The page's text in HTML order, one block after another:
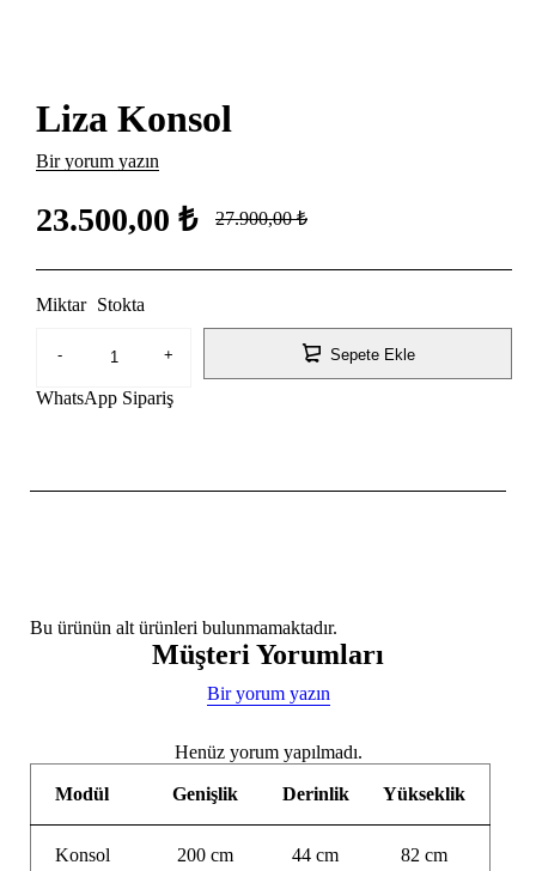
Liza Konsol
Bir yorum yazın
27.900,00₺
23.500,00 ₺
Miktar Stokta
Sepete Ekle
WhatsApp Sipariş
Bu ürünün alt ürünleri bulunmamaktadır.
Müşteri Yorumları
Bir yorum yazın
Henüz yorum yapılmadı.
Modül Genişlik Derinlik Yükseklik
Konsol 200 cm 44 cm 82 cm